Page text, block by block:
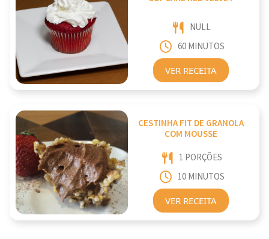
NULL
60 MINUTOS
VER RECEITA
CESTINHA FIT DE GRANOLA
COM MOUSSE
1 PORÇÕES
10 MINUTOS
VER RECEITA